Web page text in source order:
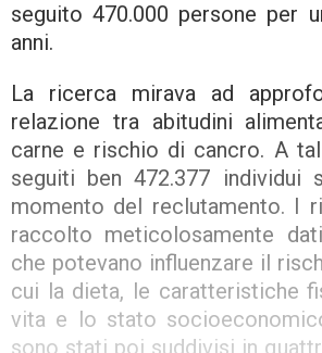
seguito 470.000 persone per
anni.
La ricerca mirava ad
relazione tra abitudini
carne e rischio di cancro. A
seguiti ben 472.377 individui
momento del reclutamento. I
raccolto meticolosamente
che potevano influenzare il
cui la dieta, le caratteristiche
vita e lo stato
sono stati poi suddivisi in